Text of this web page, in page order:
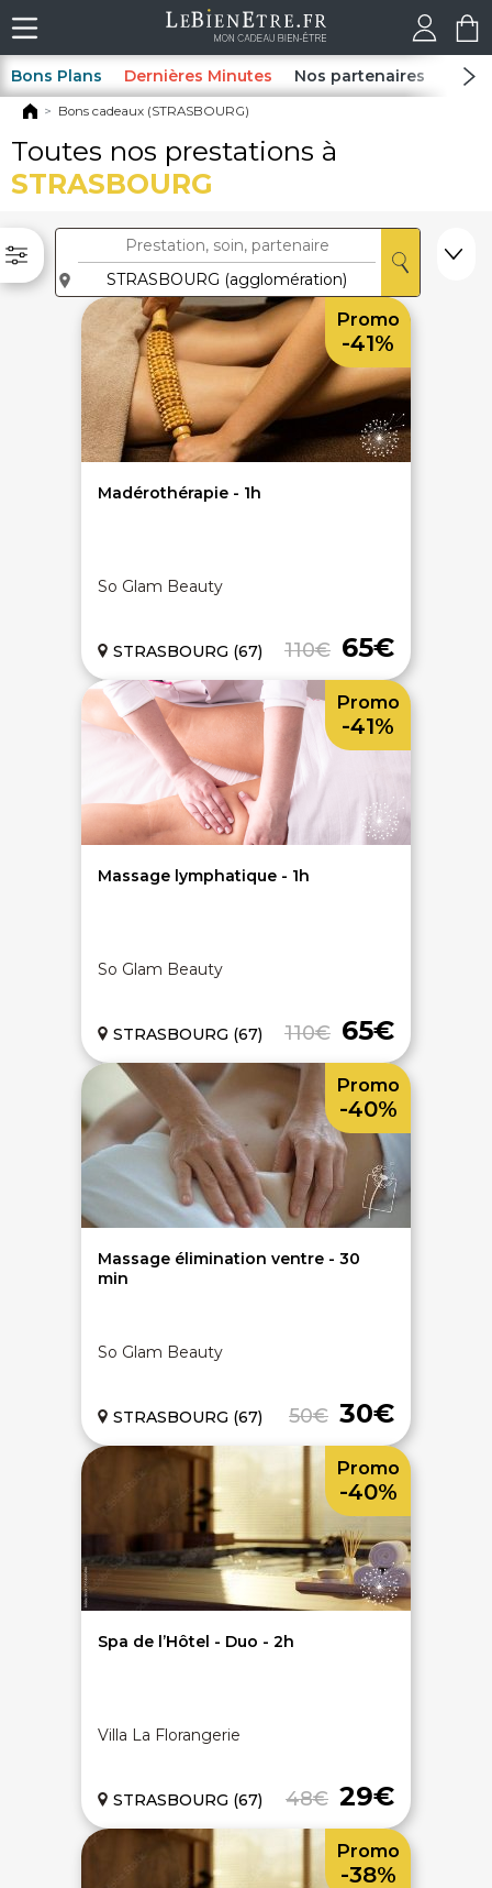
Bons Plans Dernières Minutes Nos partenaires Spas
Bons cadeaux (STRASBOURG)
Toutes nos prestations à
STRASBOURG
Madérothérapie - 1h
So Glam Beauty
110€ 65€
STRASBOURG (67)
Promo
-41%
Massage lymphatique - 1h
So Glam Beauty
110€ 65€
STRASBOURG (67)
Promo
-41%
Massage élimination ventre - 30
min
So Glam Beauty
50€ 30€
STRASBOURG (67)
Promo
-40%
Spa de l’Hôtel - Duo - 2h
Villa La Florangerie
48€ 29€
STRASBOURG (67)
Promo
-40%
Promo
-38%